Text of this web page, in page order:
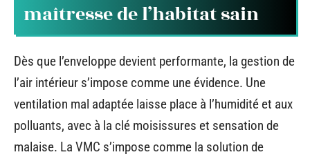
maîtresse de l’habitat sain
Dès que l’enveloppe devient performante, la gestion de
l’air intérieur s’impose comme une évidence. Une
ventilation mal adaptée laisse place à l’humidité et aux
polluants, avec à la clé moisissures et sensation de
malaise. La VMC s’impose comme la solution de